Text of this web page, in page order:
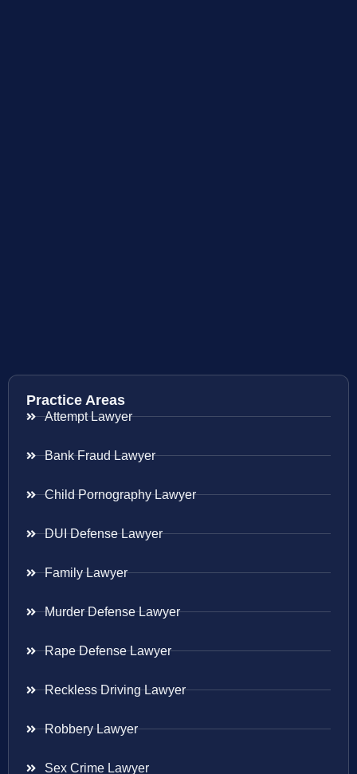
Practice Areas
Attempt Lawyer
Bank Fraud Lawyer
Child Pornography Lawyer
DUI Defense Lawyer
Family Lawyer
Murder Defense Lawyer
Rape Defense Lawyer
Reckless Driving Lawyer
Robbery Lawyer
Sex Crime Lawyer